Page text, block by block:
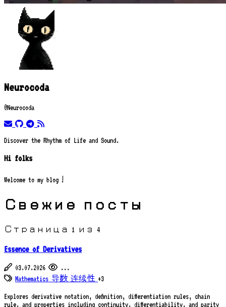
Neurocoda
@Neurocoda
emailgithubtelegram
rss
Discover the Rhythm of Life and Sound.
Hi folks
Welcome to my blog！
Свежие посты
Страница 1 из 4
Essence of Derivatives
03.07.2026
...
Mathematics 导数 连续性 +3
Explores derivative notation, definition, differentiation rules, chain
rule, and properties including continuity, differentiability, and parity